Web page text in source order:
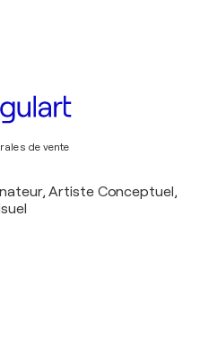
de vente
Artiste Conceptuel,